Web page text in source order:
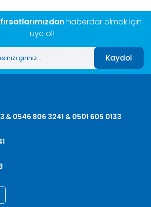
haberdar olmak için
üye ol!
Kaydol
& 0546 806 3241 & 0501 605 0133